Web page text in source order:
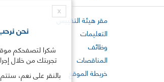
مقر هيئة التقييس
التعليمات
وظائف
المناقصات
خريطة الموقع
X
نحن
شكرا لتصفحكم
تجربتك من خلال
بالنقر على نعم،